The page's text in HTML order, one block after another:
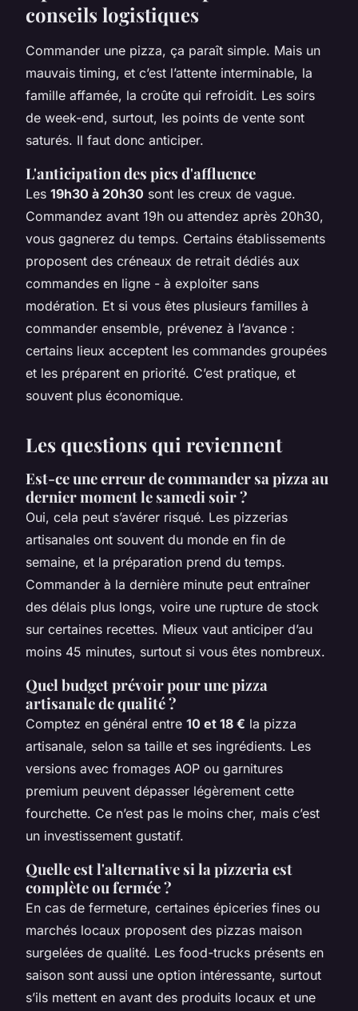
conseils logistiques
Commander une pizza, ça paraît simple. Mais un
mauvais timing, et c’est l’attente interminable, la
famille affamée, la croûte qui refroidit. Les soirs
de week-end, surtout, les points de vente sont
saturés. Il faut donc anticiper.
L'anticipation des pics d'affluence
Les 19h30 à 20h30 sont les creux de vague.
Commandez avant 19h ou attendez après 20h30,
vous gagnerez du temps. Certains établissements
proposent des créneaux de retrait dédiés aux
commandes en ligne - à exploiter sans
modération. Et si vous êtes plusieurs familles à
commander ensemble, prévenez à l’avance :
certains lieux acceptent les commandes groupées
et les préparent en priorité. C’est pratique, et
souvent plus économique.
Les questions qui reviennent
Est-ce une erreur de commander sa pizza au
dernier moment le samedi soir ?
Oui, cela peut s’avérer risqué. Les pizzerias
artisanales ont souvent du monde en fin de
semaine, et la préparation prend du temps.
Commander à la dernière minute peut entraîner
des délais plus longs, voire une rupture de stock
sur certaines recettes. Mieux vaut anticiper d’au
moins 45 minutes, surtout si vous êtes nombreux.
Quel budget prévoir pour une pizza
artisanale de qualité ?
Comptez en général entre 10 et 18 € la pizza
artisanale, selon sa taille et ses ingrédients. Les
versions avec fromages AOP ou garnitures
premium peuvent dépasser légèrement cette
fourchette. Ce n’est pas le moins cher, mais c’est
un investissement gustatif.
Quelle est l'alternative si la pizzeria est
complète ou fermée ?
En cas de fermeture, certaines épiceries fines ou
marchés locaux proposent des pizzas maison
surgelées de qualité. Les food-trucks présents en
saison sont aussi une option intéressante, surtout
s’ils mettent en avant des produits locaux et une